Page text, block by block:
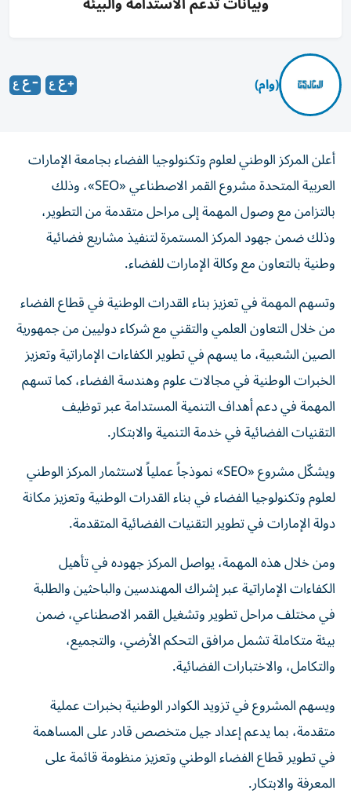
(وام)
أعلن المركز الوطني لعلوم وتكنولوجيا الفضاء بجامعة الإمارات
العربية المتحدة مشروع القمر الاصطناعي «SEO»، وذلك
بالتزامن مع وصول المهمة إلى مراحل متقدمة من التطوير،
وذلك ضمن جهود المركز المستمرة لتنفيذ مشاريع فضائية
وطنية بالتعاون مع وكالة الإمارات للفضاء.
وتسهم المهمة في تعزيز بناء القدرات الوطنية في قطاع الفضاء
من خلال التعاون العلمي والتقني مع شركاء دوليين من جمهورية
الصين الشعبية، ما يسهم في تطوير الكفاءات الإماراتية وتعزيز
الخبرات الوطنية في مجالات علوم وهندسة الفضاء، كما تسهم
المهمة في دعم أهداف التنمية المستدامة عبر توظيف
التقنيات الفضائية في خدمة التنمية والابتكار.
ويشكّل مشروع «SEO» نموذجاً عملياً لاستثمار المركز الوطني
لعلوم وتكنولوجيا الفضاء في بناء القدرات الوطنية وتعزيز مكانة
دولة الإمارات في تطوير التقنيات الفضائية المتقدمة.
ومن خلال هذه المهمة، يواصل المركز جهوده في تأهيل
الكفاءات الإماراتية عبر إشراك المهندسين والباحثين والطلبة
في مختلف مراحل تطوير وتشغيل القمر الاصطناعي، ضمن
بيئة متكاملة تشمل مرافق التحكم الأرضي، والتجميع،
والتكامل، والاختبارات الفضائية.
ويسهم المشروع في تزويد الكوادر الوطنية بخبرات عملية
متقدمة، بما يدعم إعداد جيل متخصص قادر على المساهمة
في تطوير قطاع الفضاء الوطني وتعزيز منظومة قائمة على
المعرفة والابتكار.